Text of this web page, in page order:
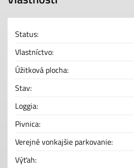
Status:
Vlastníctvo:
Úžitková plocha:
Stav:
Loggia:
Pivnica:
Verejné vonkajšie parkovanie:
Výťah: